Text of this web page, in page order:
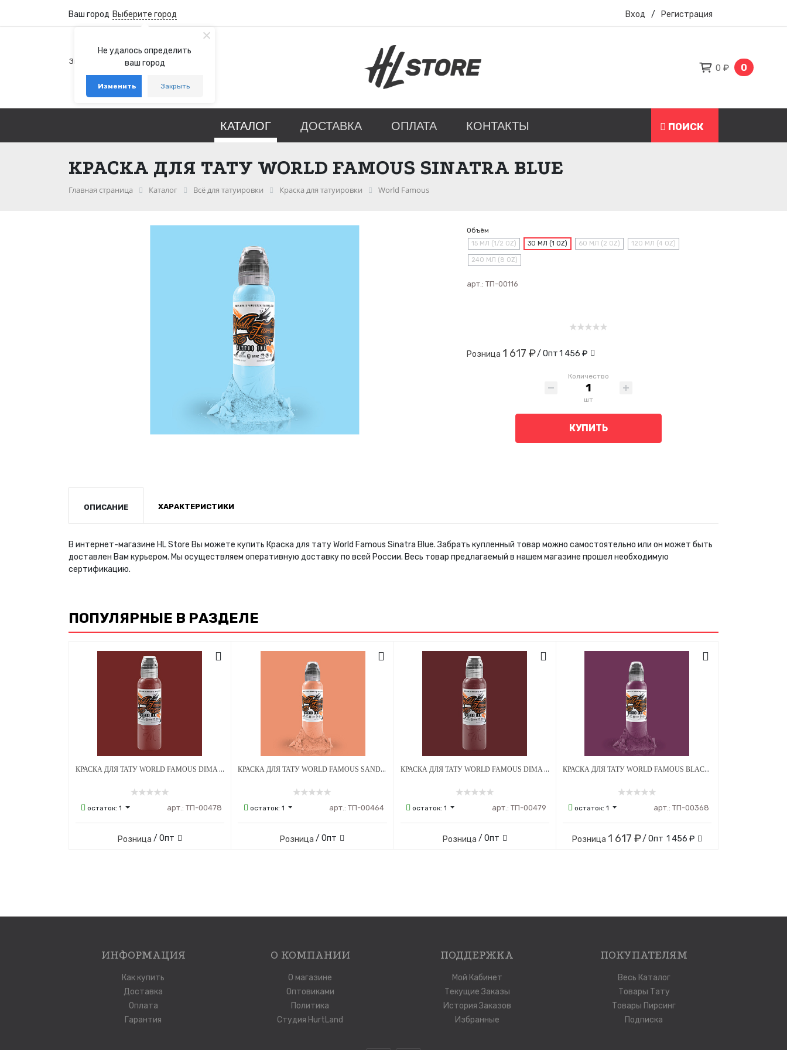
Не удалось определить
ваш город
Изменить Закрыть
Ваш город Выберите город Вход / Регистрация
+7 (800) 100-76-77
Звонок бесплатный по России
+7 (931) 978-88-88
telegram whatsapp
0 ₽ 0
КАТАЛОГ ДОСТАВКА ОПЛАТА КОНТАКТЫ ПОИСК
КРАСКА ДЛЯ ТАТУ WORLD FAMOUS SINATRA BLUE
Главная страница Каталог Всё для татуировки Краска для татуировки World Famous
Объём
15 МЛ (1/2 OZ) 30 МЛ (1 OZ) 60 МЛ (2 OZ) 120 МЛ (4 OZ)
240 МЛ (8 OZ)
арт.: ТП-00116
Розница 1 617 ₽/ Опт1 456 ₽
Количество
шт
КУПИТЬ
ОПИСАНИЕ ХАРАКТЕРИСТИКИ
В интернет-магазине HL Store Вы можете купить Краска для тату World Famous Sinatra Blue. Забрать купленный товар можно самостоятельно или он может быть
доставлен Вам курьером. Мы осуществляем оперативную доставку по всей России. Весь товар предлагаемый в нашем магазине прошел необходимую
сертификацию.
ПОПУЛЯРНЫЕ В РАЗДЕЛЕ
КРАСКА ДЛЯ ТАТУ WORLD FAMOUS DIMA NBK - FIRE RED #3 - 30МЛ
остаток:1 арт.: ТП-00478
Розница / Опт
КРАСКА ДЛЯ ТАТУ WORLD FAMOUS SANDRA DAUKSHTA HOPELESS ROMANCE - DRY PETALS - 30МЛ
остаток: 1 арт.: ТП-00464
Розница / Опт
КРАСКА ДЛЯ ТАТУ WORLD FAMOUS DIMA NBK - FIRE RED #4 - 30МЛ
остаток: 1 арт.: ТП-00479
Розница / Опт
КРАСКА ДЛЯ ТАТУ WORLD FAMOUS BLACKBERRY
остаток:1 арт.: ТП-00368
Розница 1 617 ₽/ Опт 1 456 ₽
ИНФОРМАЦИЯ
Как купить
Доставка
Оплата
Гарантия
О КОМПАНИИ
О магазине
Оптовиками
Политика
Студия HurtLand
ПОДДЕРЖКА
Мой Кабинет
Текущие Заказы
История Заказов
Избранные
ПОКУПАТЕЛЯМ
Весь Каталог
Товары Тату
Товары Пирсинг
Подписка